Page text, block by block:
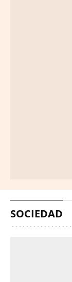
SOCIEDAD